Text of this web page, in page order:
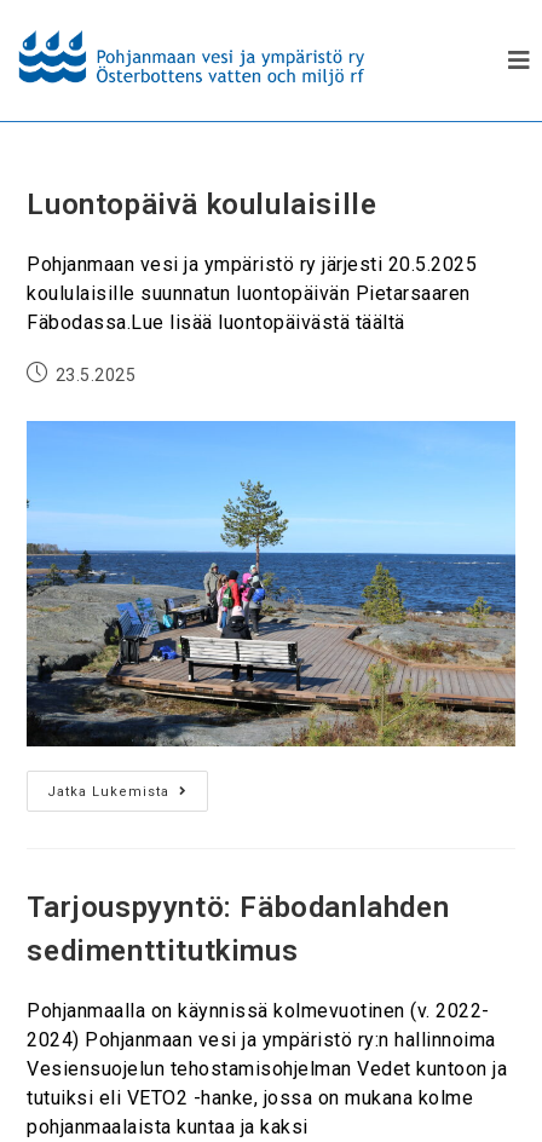
Luontopäivä koululaisille
Pohjanmaan vesi ja ympäristö ry järjesti 20.5.2025
koululaisille suunnatun luontopäivän Pietarsaaren
Fäbodassa.Lue lisää luontopäivästä täältä
23.5.2025
Jatka Lukemista
Tarjouspyyntö: Fäbodanlahden
sedimenttitutkimus
Pohjanmaalla on käynnissä kolmevuotinen (v. 2022-
2024) Pohjanmaan vesi ja ympäristö ry:n hallinnoima
Vesiensuojelun tehostamisohjelman Vedet kuntoon ja
tutuiksi eli VETO2 -hanke, jossa on mukana kolme
pohjanmaalaista kuntaa ja kaksi